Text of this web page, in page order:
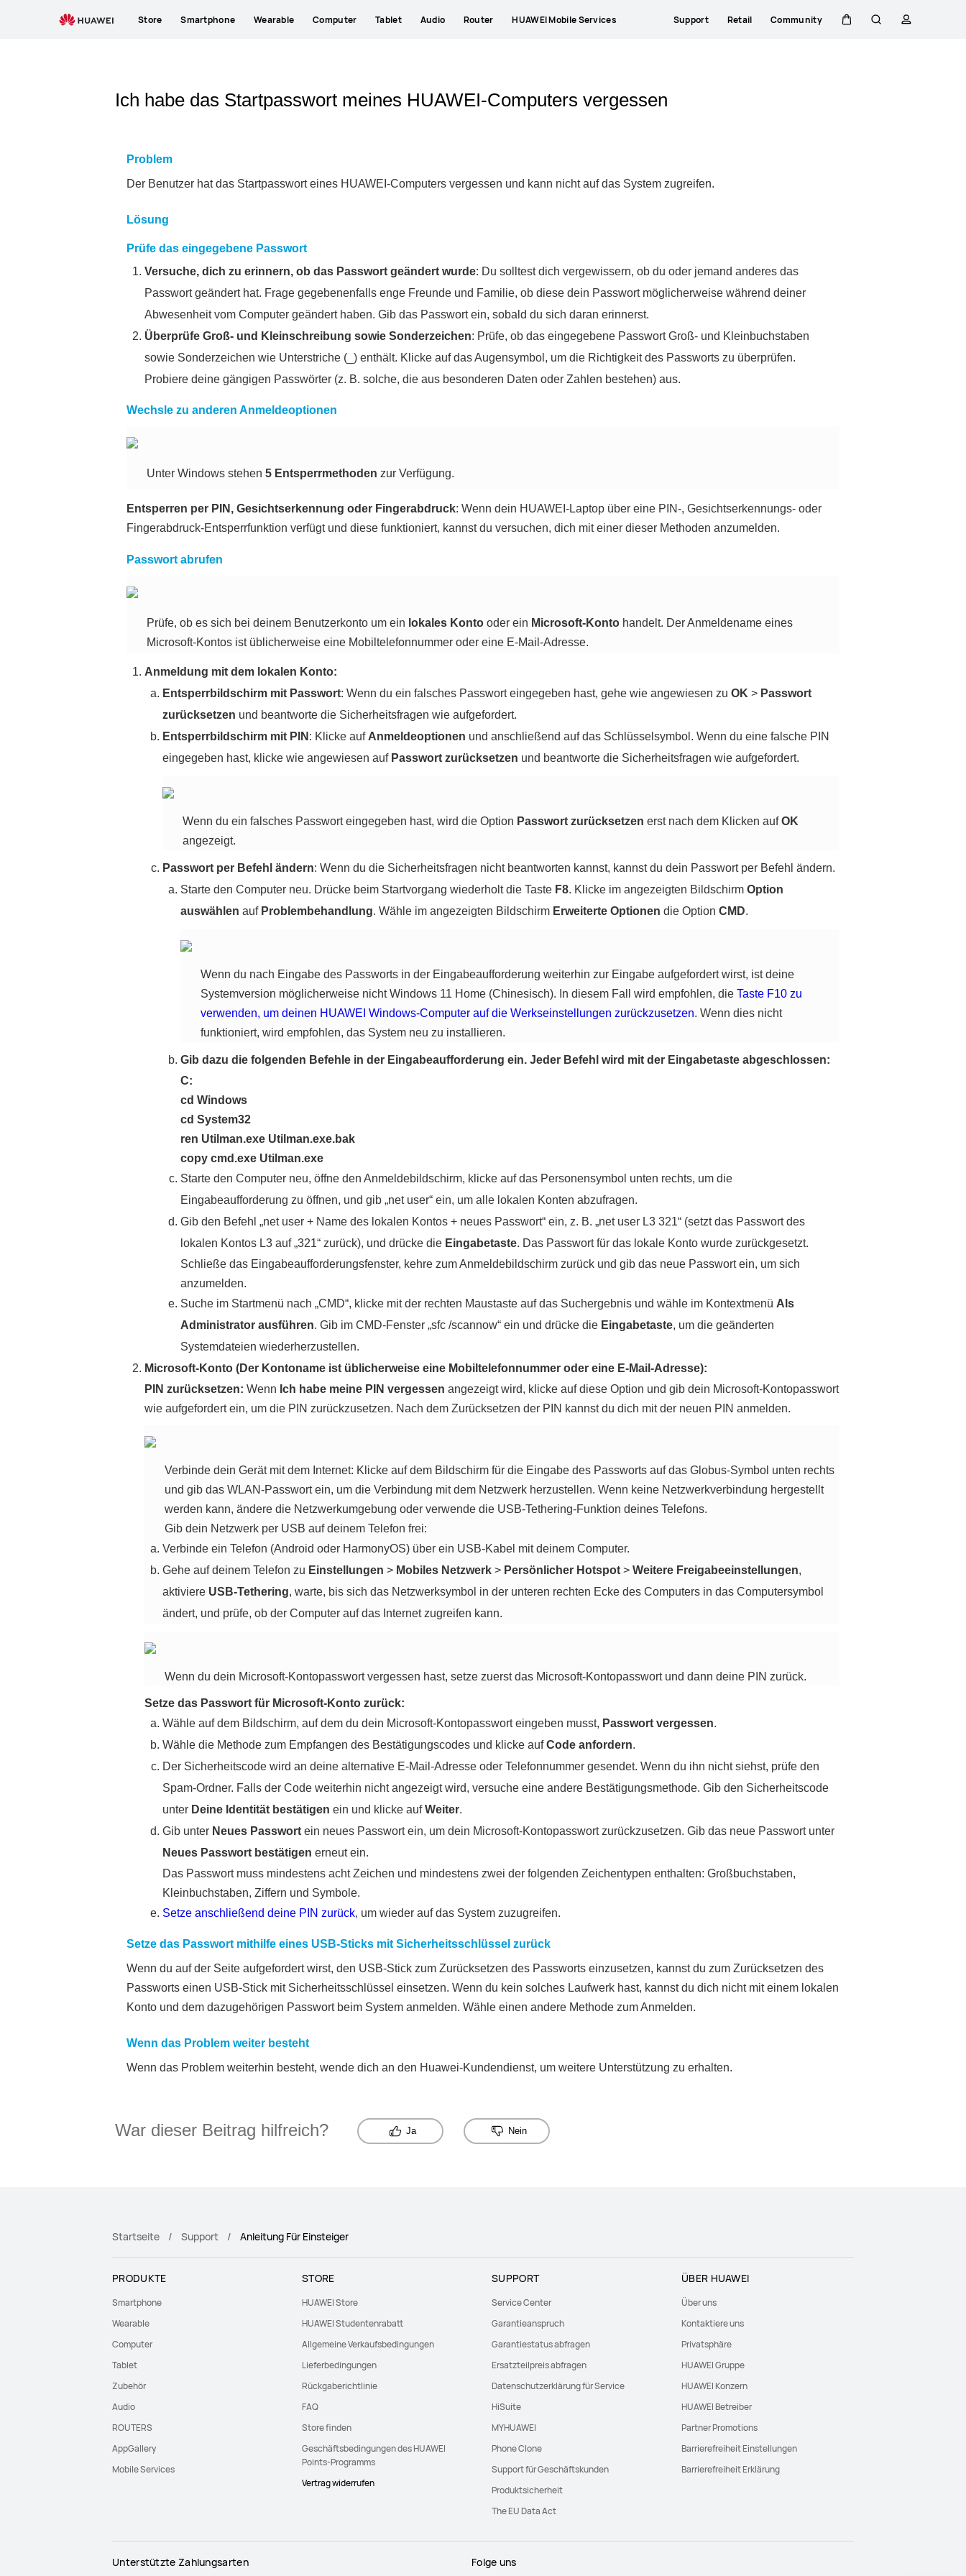
Store Smartphone Wearable Computer Tablet Audio Router HUAWEI Mobile Services Support Retail Community
Ich habe das Startpasswort meines HUAWEI-Computers vergessen
Problem
Der Benutzer hat das Startpasswort eines HUAWEI-Computers vergessen und kann nicht auf das System zugreifen.
Lösung
Prüfe das eingegebene Passwort
Versuche, dich zu erinnern, ob das Passwort geändert wurde: Du solltest dich vergewissern, ob du oder jemand anderes das
Passwort geändert hat. Frage gegebenenfalls enge Freunde und Familie, ob diese dein Passwort möglicherweise während deiner
Abwesenheit vom Computer geändert haben. Gib das Passwort ein, sobald du sich daran erinnerst.
Überprüfe Groß- und Kleinschreibung sowie Sonderzeichen: Prüfe, ob das eingegebene Passwort Groß- und Kleinbuchstaben
sowie Sonderzeichen wie Unterstriche (_) enthält. Klicke auf das Augensymbol, um die Richtigkeit des Passworts zu überprüfen.
Probiere deine gängigen Passwörter (z. B. solche, die aus besonderen Daten oder Zahlen bestehen) aus.
Wechsle zu anderen Anmeldeoptionen
Unter Windows stehen 5 Entsperrmethoden zur Verfügung.
Entsperren per PIN , Gesichtserkennung oder Fingerabdruck: Wenn dein HUAWEI-Laptop über eine PIN-, Gesichtserkennungs- oder
Fingerabdruck-Entsperrfunktion verfügt und diese funktioniert, kannst du versuchen, dich mit einer dieser Methoden anzumelden.
Passwort abrufen
Prüfe, ob es sich bei deinem Benutzerkonto um ein lokales Kontooder ein Microsoft-Kontohandelt. Der Anmeldename eines
Microsoft-Kontos ist üblicherweise eine Mobiltelefonnummer oder eine E-Mail-Adresse.
Anmeldung mit dem lokalen Konto:
Entsperrbildschirm mit Passwort: Wenn du ein falsches Passwort eingegeben hast, gehe wie angewiesen zu OK > Passwort
zurücksetzen und beantworte die Sicherheitsfragen wie aufgefordert.
Entsperrbildschirm mit PIN : Klicke auf Anmeldeoptionen und anschließend auf das Schlüsselsymbol. Wenn du eine falsche PIN
eingegeben hast, klicke wie angewiesen auf Passwort zurücksetzen und beantworte die Sicherheitsfragen wie aufgefordert.
Wenn du ein falsches Passwort eingegeben hast, wird die Option Passwort zurücksetzen erst nach dem Klicken aufOK
angezeigt.
Passwort per Befehl ändern: Wenn du die Sicherheitsfragen nicht beantworten kannst, kannst du dein Passwort per Befehl ändern.
Starte den Computer neu. Drücke beim Startvorgang wiederholt die Taste F8. Klicke im angezeigten Bildschirm Option
auswählen auf Problembehandlung. Wähle im angezeigten Bildschirm Erweiterte Optionen die Option CMD.
Wenn du nach Eingabe des Passworts in der Eingabeaufforderung weiterhin zur Eingabe aufgefordert wirst, ist deine
Systemversion möglicherweise nicht Windows 11 Home (Chinesisch). In diesem Fall wird empfohlen, die Taste F10 zu
verwenden, um deinen HUAWEI Windows-Computer auf die Werkseinstellungen zurückzusetzen. Wenn dies nicht
funktioniert, wird empfohlen, das System neu zu installieren.
Gib dazu die folgenden Befehle in der Eingabeaufforderung ein. Jeder Befehl wird mit der Eingabetaste abgeschlossen:
C:
cd Windows
cd System32
ren Utilman.exe Utilman.exe.bak
copy cmd.exe Utilman.exe
Starte den Computer neu, öffne den Anmeldebildschirm, klicke auf das Personensymbol unten rechts, um die
Eingabeaufforderung zu öffnen, und gib „net user“ ein, um alle lokalen Konten abzufragen.
Gib den Befehl „net user + Name des lokalen Kontos + neues Passwort“ ein, z. B. „net user L3 321“ (setzt das Passwort des
lokalen Kontos L3 auf „321“ zurück), und drücke die Eingabetaste. Das Passwort für das lokale Konto wurde zurückgesetzt.
Schließe das Eingabeaufforderungsfenster, kehre zum Anmeldebildschirm zurück und gib das neue Passwort ein, um sich
anzumelden.
Suche im Startmenü nach „CMD“, klicke mit der rechten Maustaste auf das Suchergebnis und wähle im Kontextmenü Als
Administrator ausführen. Gib im CMD-Fenster „sfc /scannow“ ein und drücke die Eingabetaste, um die geänderten
Systemdateien wiederherzustellen.
Microsoft-Konto (Der Kontoname ist üblicherweise eine Mobiltelefonnummer oder eine E-Mail-Adresse):
PIN zurücksetzen: Wenn Ich habe meine PIN vergessen angezeigt wird, klicke auf diese Option und gib dein Microsoft-Kontopasswort
wie aufgefordert ein, um die PIN zurückzusetzen. Nach dem Zurücksetzen der PIN kannst du dich mit der neuen PIN anmelden.
Verbinde dein Gerät mit dem Internet: Klicke auf dem Bildschirm für die Eingabe des Passworts auf das Globus-Symbol unten rechts
und gib das WLAN-Passwort ein, um die Verbindung mit dem Netzwerk herzustellen. Wenn keine Netzwerkverbindung hergestellt
werden kann, ändere die Netzwerkumgebung oder verwende die USB-Tethering-Funktion deines Telefons.
Gib dein Netzwerk per USB auf deinem Telefon frei:
Verbinde ein Telefon (Android oder HarmonyOS) über ein USB-Kabel mit deinem Computer.
Gehe auf deinem Telefon zu Einstellungen > Mobiles Netzwerk> Persönlicher Hotspot> Weitere Freigabeeinstellungen,
aktiviere USB-Tethering, warte, bis sich das Netzwerksymbol in der unteren rechten Ecke des Computers in das Computersymbol
ändert, und prüfe, ob der Computer auf das Internet zugreifen kann.
Wenn du dein Microsoft-Kontopasswort vergessen hast, setze zuerst das Microsoft-Kontopasswort und dann deine PIN zurück.
Setze das Passwort für Microsoft-Konto zurück:
Wähle auf dem Bildschirm, auf dem du dein Microsoft-Kontopasswort eingeben musst, Passwort vergessen.
Wähle die Methode zum Empfangen des Bestätigungscodes und klicke aufCode anfordern.
Der Sicherheitscode wird an deine alternative E-Mail-Adresse oder Telefonnummer gesendet. Wenn du ihn nicht siehst, prüfe den
Spam-Ordner. Falls der Code weiterhin nicht angezeigt wird, versuche eine andere Bestätigungsmethode. Gib den Sicherheitscode
unter Deine Identität bestätigen ein und klicke aufWeiter.
Gib unter Neues Passwortein neues Passwort ein, um dein Microsoft-Kontopasswort zurückzusetzen. Gib das neue Passwort unter
Neues Passwort bestätigen erneut ein.
Das Passwort muss mindestens acht Zeichen und mindestens zwei der folgenden Zeichentypen enthalten: Großbuchstaben,
Kleinbuchstaben, Ziffern und Symbole.
Setze anschließend deine PIN zurück, um wieder auf das System zuzugreifen.
Setze das Passwort mithilfe eines USB-Sticks mit Sicherheitsschlüssel zurück
Wenn du auf der Seite aufgefordert wirst, den USB-Stick zum Zurücksetzen des Passworts einzusetzen, kannst du zum Zurücksetzen des
Passworts einen USB-Stick mit Sicherheitsschlüssel einsetzen. Wenn du kein solches Laufwerk hast, kannst du dich nicht mit einem lokalen
Konto und dem dazugehörigen Passwort beim System anmelden. Wähle einen andere Methode zum Anmelden.
Wenn das Problem weiter besteht
Wenn das Problem weiterhin besteht, wende dich an den Huawei-Kundendienst, um weitere Unterstützung zu erhalten.
War dieser Beitrag hilfreich? Ja Nein
Startseite Support Anleitung Für Einsteiger
PRODUKTE
Smartphone
Wearable
Computer
Tablet
Zubehör
Audio
ROUTERS
AppGallery
Mobile Services
STORE
HUAWEI Store
HUAWEI Studentenrabatt
Allgemeine Verkaufsbedingungen
Lieferbedingungen
Rückgaberichtlinie
FAQ
Store finden
Geschäftsbedingungen des HUAWEI
Points-Programms
Vertrag widerrufen
SUPPORT
Service Center
Garantieanspruch
Garantiestatus abfragen
Ersatzteilpreis abfragen
Datenschutzerklärung für Service
HiSuite
MYHUAWEI
Phone Clone
Support für Geschäftskunden
Produktsicherheit
The EU Data Act
ÜBER HUAWEI
Über uns
Kontaktiere uns
Privatsphäre
HUAWEI Gruppe
HUAWEI Konzern
HUAWEI Betreiber
Partner Promotions
Barrierefreiheit Einstellungen
Barrierefreiheit Erklärung
Unterstützte Zahlungsarten Folge uns